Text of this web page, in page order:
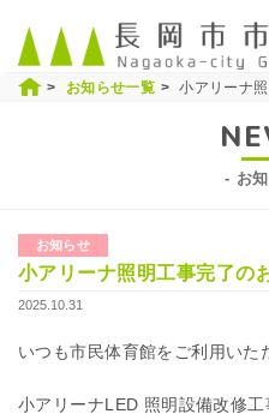
お知らせ一覧 小アリーナ
お
お知らせ
小アリーナ照明工事完了の
2025.10.31
いつも市民体育館をご利用いた
小アリーナLED 照明設備改修工